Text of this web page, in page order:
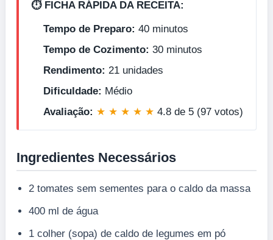
⏱️ FICHA RÁPIDA DA RECEITA:
Tempo de Preparo: 40 minutos
Tempo de Cozimento: 30 minutos
Rendimento: 21 unidades
Dificuldade: Médio
Avaliação: ★ ★ ★ ★ ★ 4.8 de 5 (97 votos)
Ingredientes Necessários
2 tomates sem sementes para o caldo da massa
400 ml de água
1 colher (sopa) de caldo de legumes em pó